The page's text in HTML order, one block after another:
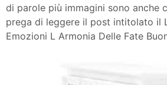
di parole più immagini sono anche
prega di leggere il post intitolato il
Emozioni L Armonia Delle Fate